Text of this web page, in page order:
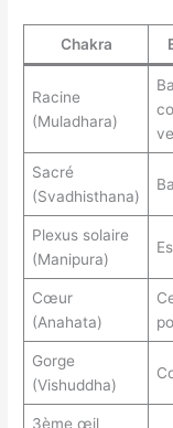
Chakra
Racine
(Muladhara)
Sacré
(Svadhisthana)
Plexus solaire
(Manipura)
Cœur
(Anahata)
Gorge
(Vishuddha)
3ème œil